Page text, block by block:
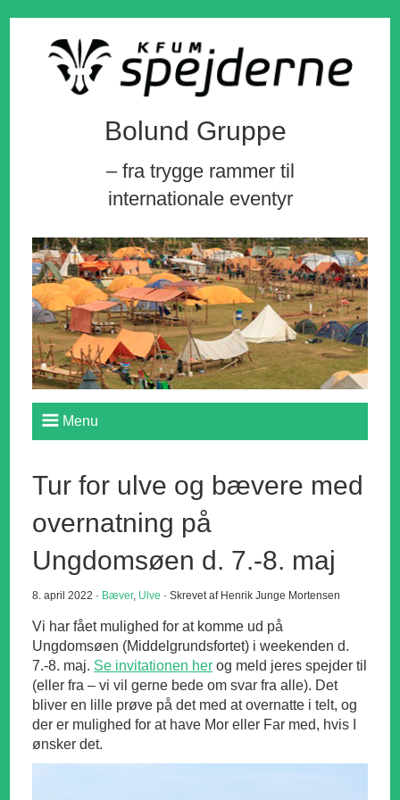
Bolund Gruppe
– fra trygge rammer til
internationale eventyr
Menu
Tur for ulve og bævere med
overnatning på
Ungdomsøen d. 7.-8. maj
8. april 2022 · Bæver, Ulve · Skrevet af Henrik Junge Mortensen
Vi har fået mulighed for at komme ud på
Ungdomsøen (Middelgrundsfortet) i weekenden d.
7.-8. maj. Se invitationen her og meld jeres spejder til
(eller fra – vi vil gerne bede om svar fra alle). Det
bliver en lille prøve på det med at overnatte i telt, og
der er mulighed for at have Mor eller Far med, hvis I
ønsker det.